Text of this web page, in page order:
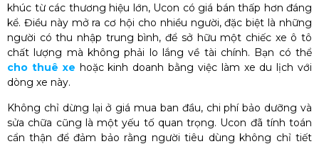
khúc từ các thương hiệu lớn, Ucon có giá bán thấp hơn đáng
kể. Điều này mở ra cơ hội cho nhiều người, đặc biệt là những
người có thu nhập trung bình, để sở hữu một chiếc xe ô tô
chất lượng mà không phải lo lắng về tài chính. Bạn có thể
cho thuê xe hoặc kinh doanh bằng việc làm xe du lịch với
dòng xe này.
Không chỉ dừng lại ở giá mua ban đầu, chi phí bảo dưỡng và
sửa chữa cũng là một yếu tố quan trọng. Ucon đã tính toán
cẩn thận để đảm bảo rằng người tiêu dùng không chỉ tiết